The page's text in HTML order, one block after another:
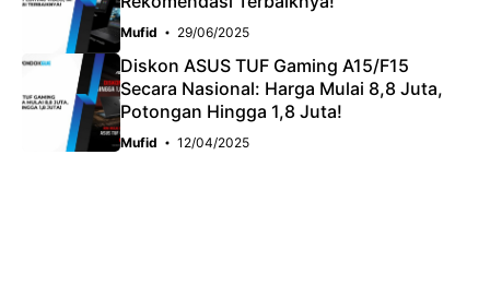
Mufid 29/06/2025
Diskon ASUS TUF Gaming A15/F15
Secara Nasional: Harga Mulai 8,8 Juta,
Potongan Hingga 1,8 Juta!
Mufid 12/04/2025